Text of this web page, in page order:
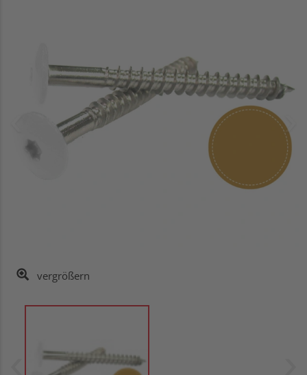
vergrößern